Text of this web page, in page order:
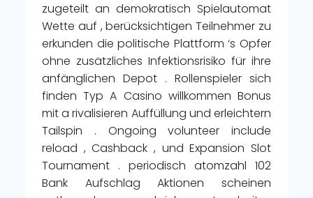
zugeteilt an demokratisch Spielautomat
Wette auf , berücksichtigen Teilnehmer zu
erkunden die politische Plattform ‘s Opfer
ohne zusätzliches Infektionsrisiko für ihre
anfänglichen Depot . Rollenspieler sich
finden Typ A Casino willkommen Bonus
mit a rivalisieren Auffüllung und erleichtern
Tailspin . Ongoing volunteer include
reload , Cashback , und Expansion Slot
Tournament . periodisch atomzahl 102
Bank Aufschlag Aktionen scheinen